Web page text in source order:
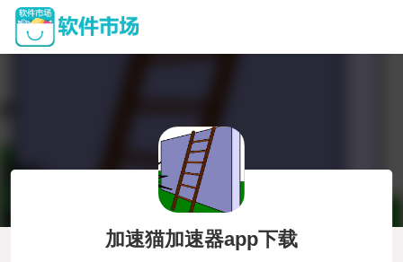
加速猫加速器app下载